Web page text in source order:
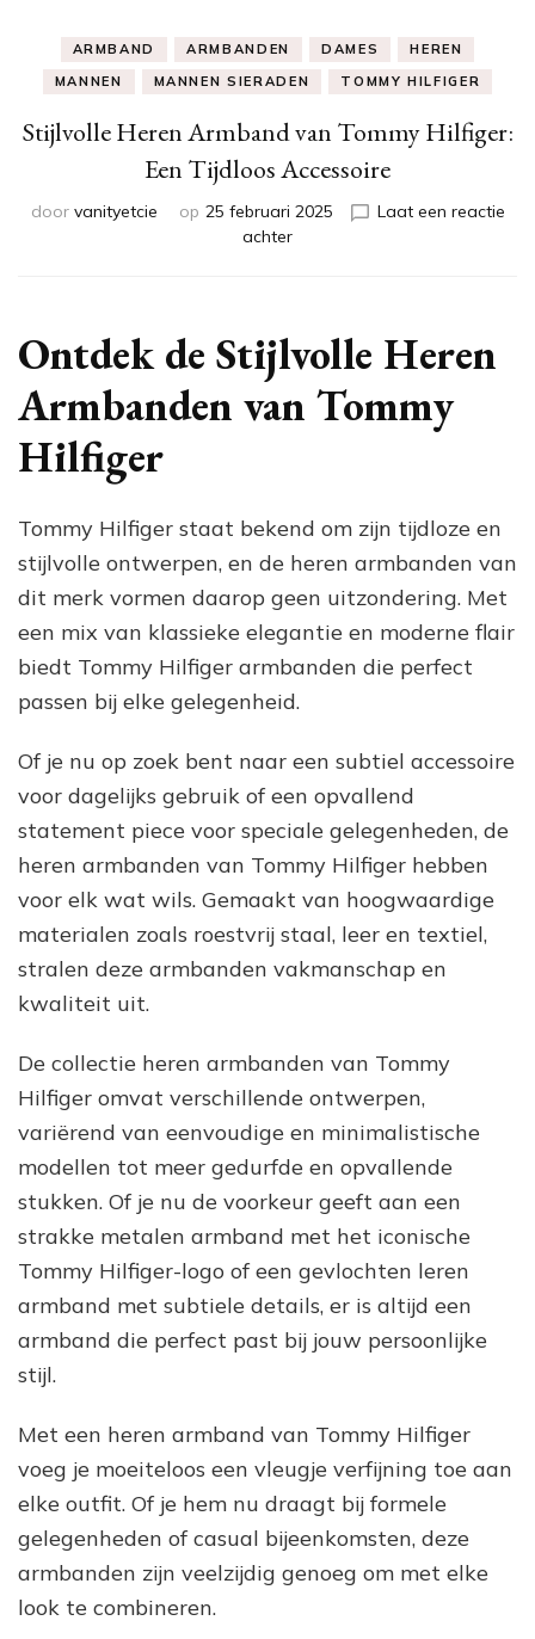
ARMBAND ARMBANDEN DAMES
HEREN
MANNEN
MANNEN SIERADEN TOMMY HILFIGER
Stijlvolle Heren Armband van Tommy Hilfiger:
Een Tijdloos Accessoire
door vanityetcie op 25 februari 2025
Laat een reactie
achterop
Tommy
Hilfiger:
Een
Ontdek de Stijlvolle Heren
Armbanden van Tommy
Hilfiger
Tommy Hilfiger staat bekend om zijn tijdloze en
stijlvolle ontwerpen, en de heren armbanden van
dit merk vormen daarop geen uitzondering. Met
een mix van klassieke elegantie en moderne flair
biedt Tommy Hilfiger armbanden die perfect
passen bij elke gelegenheid.
Of je nu op zoek bent naar een subtiel accessoire
voor dagelijks gebruik of een opvallend
statement piece voor speciale gelegenheden, de
heren armbanden van Tommy Hilfiger hebben
voor elk wat wils. Gemaakt van hoogwaardige
materialen zoals roestvrij staal, leer en textiel,
stralen deze armbanden vakmanschap en
kwaliteit uit.
De collectie heren armbanden van Tommy
Hilfiger omvat verschillende ontwerpen,
variërend van eenvoudige en minimalistische
modellen tot meer gedurfde en opvallende
stukken. Of je nu de voorkeur geeft aan een
strakke metalen armband met het iconische
Tommy Hilfiger-logo of een gevlochten leren
armband met subtiele details, er is altijd een
armband die perfect past bij jouw persoonlijke
stijl.
Met een heren armband van Tommy Hilfiger
voeg je moeiteloos een vleugje verfijning toe aan
elke outfit. Of je hem nu draagt bij formele
gelegenheden of casual bijeenkomsten, deze
armbanden zijn veelzijdig genoeg om met elke
look te combineren.